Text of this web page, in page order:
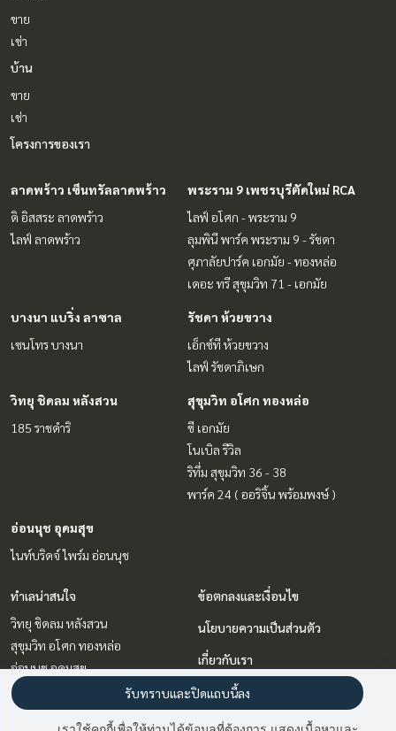
ขาย
เช่า
บ้าน
ขาย
เช่า
โครงการของเรา
ลาดพร้าว เซ็นทรัลลาดพร้าว
ดิ อิสสระ ลาดพร้าว
ไลฟ์ ลาดพร้าว
พระราม 9 เพชรบุรีตัดใหม่ RCA
ไลฟ์ อโศก - พระราม 9
ลุมพินี พาร์ค พระราม 9 - รัชดา
ศุภาลัยปาร์ค เอกมัย - ทองหล่อ
เดอะ ทรี สุขุมวิท 71 - เอกมัย
บางนา แบริ่ง ลาซาล
เซนโทร บางนา
รัชดา ห้วยขวาง
เอ็กซ์ที ห้วยขวาง
ไลฟ์ รัชดาภิเษก
วิทยุ ชิดลม หลังสวน
185 ราชดำริ
สุขุมวิท อโศก ทองหล่อ
ซี เอกมัย
โนเบิล รีวิล
ริทึ่ม สุขุมวิท 36 - 38
พาร์ค 24 ( ออริจิ้น พร้อมพงษ์ )
อ่อนนุช อุดมสุข
ไนท์บริดจ์ ไพร์ม อ่อนนุช
ทำเลน่าสนใจ
วิทยุ ชิดลม หลังสวน
สุขุมวิท อโศก ทองหล่อ
อ่อนนุช อุดมสุข
รัชดา ห้วยขวาง
ลาดพร้าว เซ็นทรัลลาดพร้าว
ข้อตกลงและเงื่อนไข
นโยบายความเป็นส่วนตัว
เกี่ยวกับเรา
วิธีการฝากขาย-เช่า
ติดต่อ
รับทราบและปิดแถบนี้ลง